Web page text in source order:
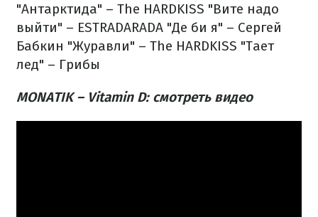
"Антарктида" – The HARDKISS "Вите надо
выйти" – ESTRADARADA "Де би я" – Сергей
Бабкин "Журавли" – The HARDKISS "Тает
лед" – Грибы
MONATIK – Vitamin D: смотреть видео